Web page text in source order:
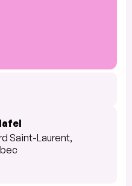
Saint-Laurent,